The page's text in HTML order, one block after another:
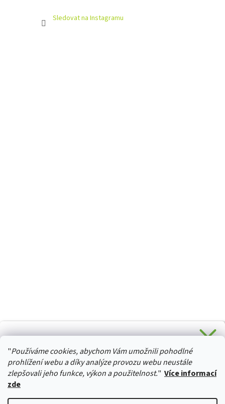
"Používáme cookies, abychom Vám umožnili pohodlné
prohlížení webu a díky analýze provozu webu neustále
zlepšovali jeho funkce, výkon a použitelnost." Více informací
zde
Sledovat na Instagramu
HURTTA-COLLECTION.CZ
Stačí se přihlásit k odběru novinek z našeho obchodu a je
Vaše :)
Ano, chci se přihlásit